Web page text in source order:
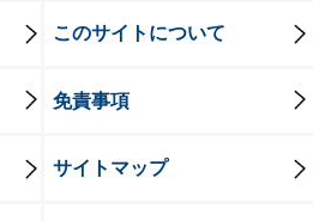
このサイトについて
免責事項
サイトマップ